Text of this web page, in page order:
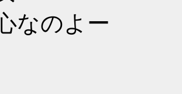
なのよー